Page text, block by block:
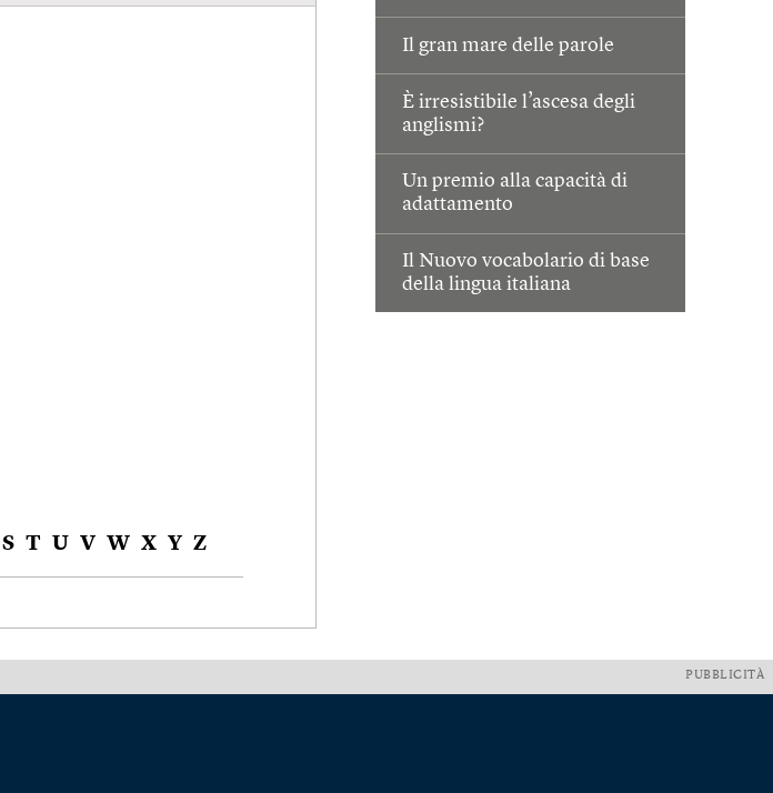
Il gran mare delle parole
È irresistibile l’ascesa degli
anglismi?
Un premio alla capacità di
adattamento
Il Nuovo vocabolario di base
della lingua italiana
S T U V W X Y Z
PUBBLICITÀ